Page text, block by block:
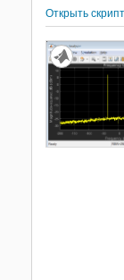
Открыть скрипт